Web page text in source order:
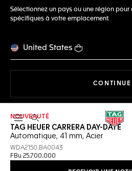
Sélectionnez un pays ou une région
spécifiques à votre emplacement.
United States
Ouvrir la barre de recherche
NOUVEAUTÉ
TAG HEUER CARRERA DAY-DATE
Automatique, 41 mm, Acier
WDA2150.BA0043
FBu 25.700.000